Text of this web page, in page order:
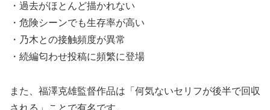
・過去がほとんど描かれない
・危険シーンでも生存率が高い
・乃木との接触頻度が異常
・続編匂わせ投稿に頻繁に登場
また、福澤克雄監督作品は「何気ないセリフが後半で回収
される」ことで有名です。